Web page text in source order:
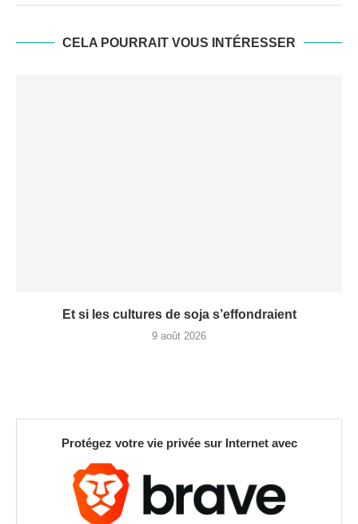
CELA POURRAIT VOUS INTÉRESSER
Et si les cultures de soja s’effondraient
9 août 2026
Protégez votre vie privée sur Internet avec